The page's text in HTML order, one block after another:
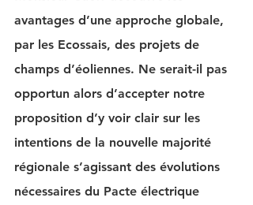
avantages d’une approche globale,
par les Ecossais, des projets de
champs d’éoliennes. Ne serait-il pas
opportun alors d’accepter notre
proposition d’y voir clair sur les
intentions de la nouvelle majorité
régionale s’agissant des évolutions
nécessaires du Pacte électrique